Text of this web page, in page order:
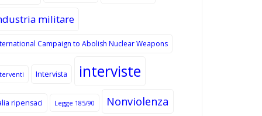
militare
Campaign to Abolish Nuclear Weapons
Intervista interviste
ripensaci Legge 185/90 Nonviolenza